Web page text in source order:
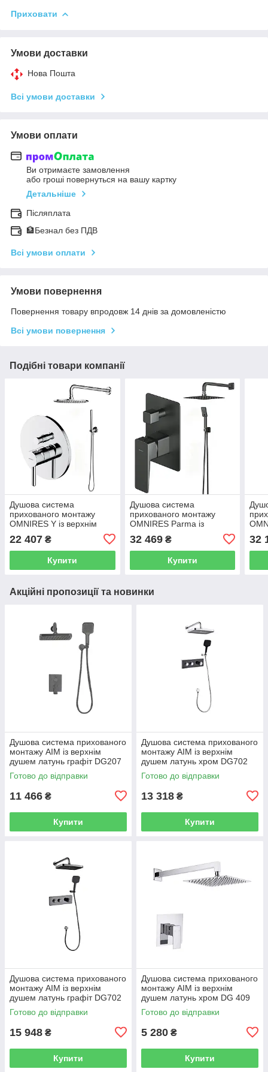
Приховати
Умови доставки
Нова Пошта
Всі умови доставки
Умови оплати
Ви отримаєте замовлення
або гроші повернуться на вашу картку
Детальніше
Післяплата
🏦Безнал без ПДВ
Всі умови оплати
Умови повернення
Повернення товару впродовж 14 днів за домовленістю
Всі умови повернення
Подібні товари компанії
Душова система
прихованого монтажу
OMNIRES Y із верхнім
SYSY22XCR
22 407 ₴
Купити
Душова система
прихованого монтажу
OMNIRES Parma із
графіт SYSPM10GR
32 469₴
Купити
32
Акційні пропозиції та новинки
Душова система прихованого
монтажу AIM із верхнім
душем латунь графіт DG207
gun grey
Готово до відправки
11 466 ₴
Купити
Душова система прихованого
монтажу AIM із верхнім
душем латунь хром DG702
chrome
Готово до відправки
13 318 ₴
Купити
Душова система прихованого
монтажу AIM із верхнім
душем латунь графіт DG702
gun grey
Готово до відправки
15 948 ₴
Купити
Душова система прихованого
монтажу AIM із верхнім
душем латунь хром DG 409
chrome
Готово до відправки
5 280 ₴
Купити